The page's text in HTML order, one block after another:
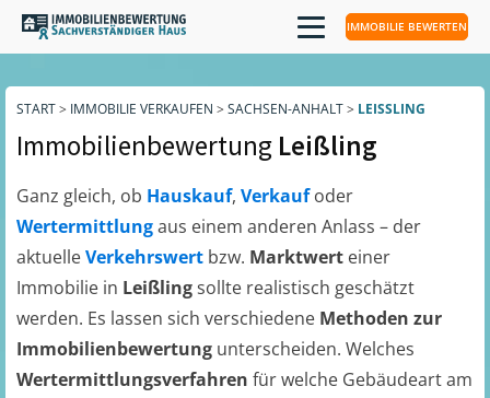
IMMOBILIE BEWERTEN
START> IMMOBILIE VERKAUFEN > SACHSEN-ANHALT> LEISSLING
Immobilienbewertung Leißling
Ganz gleich, ob Hauskauf, Verkaufoder
Wertermittlungaus einem anderen Anlass – der
aktuelleVerkehrswert bzw. Marktwert einer
Immobilie in Leißlingsollte realistisch geschätzt
werden. Es lassen sich verschiedene Methoden zur
Immobilienbewertung unterscheiden. Welches
Wertermittlungsverfahren für welche Gebäudeart am